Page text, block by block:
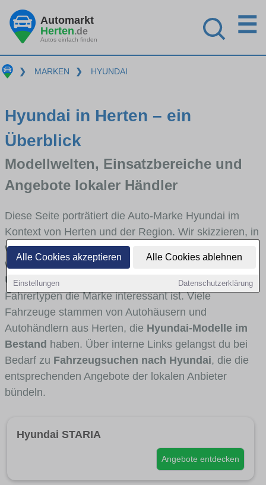
Alle Cookies akzeptieren Alle Cookies ablehnen
Einstellungen Datenschutzerklärung
Automarkt
Herten.de
Autos einfach finden
☰
❯ MARKEN ❯ HYUNDAI
Hyundai in Herten – ein
Überblick
Modellwelten, Einsatzbereiche und
Angebote lokaler Händler
Diese Seite porträtiert die Auto-Marke Hyundai im
Kontext von Herten und der Region. Wir skizzieren, in
welchen Fahrzeugklassen Hyundai stark vertreten ist,
welche Modellreihen häufig im Stadt- und
Umlandverkehr zu sehen sind und für welche
Fahrertypen die Marke interessant ist. Viele
Fahrzeuge stammen von Autohäusern und
Autohändlern aus Herten, die Hyundai-Modelle im
Bestand haben. Über interne Links gelangst du bei
Bedarf zu Fahrzeugsuchen nach Hyundai, die die
entsprechenden Angebote der lokalen Anbieter
bündeln.
Hyundai STARIA
Angebote entdecken